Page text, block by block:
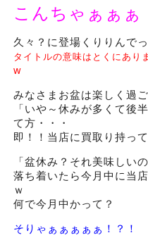
こんちゃぁぁぁ
久々？に登場くりりんで
タイトルの意味はとくにあり
w
みなさまお盆は楽しく過
「いや～休みが多くて後
て方・・・
即！！当店に買取り持っ
「盆休み？それ美味しい
落ち着いたら今月中に当
ｗ
何で今月中かって？
そりゃぁぁぁぁぁ！？！